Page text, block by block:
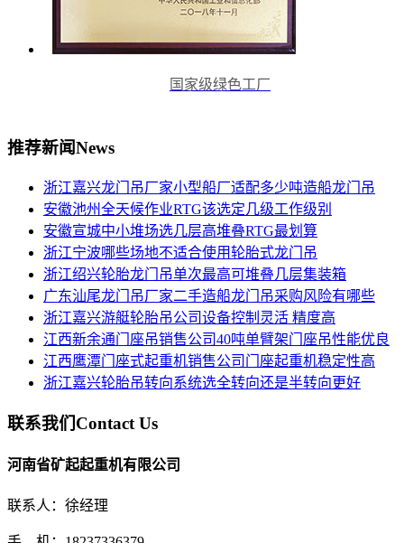
国家级绿色工厂
推荐新闻News
浙江嘉兴龙门吊厂家小型船厂适配多少吨造船龙门吊
安徽池州全天候作业RTG该选定几级工作级别
安徽宣城中小堆场选几层高堆叠RTG最划算
浙江宁波哪些场地不适合使用轮胎式龙门吊
浙江绍兴轮胎龙门吊单次最高可堆叠几层集装箱
广东汕尾龙门吊厂家二手造船龙门吊采购风险有哪些
浙江嘉兴游艇轮胎吊公司设备控制灵活 精度高
江西新余通门座吊销售公司40吨单臂架门座吊性能优良
江西鹰潭门座式起重机销售公司门座起重机稳定性高
浙江嘉兴轮胎吊转向系统选全转向还是半转向更好
联系我们Contact Us
河南省矿起起重机有限公司
联系人：徐经理